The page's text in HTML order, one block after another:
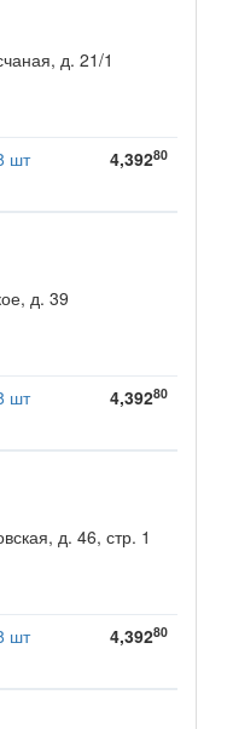
д. 21/1
шт
4,39280
д. 39
шт
4,39280
д. 46, стр. 1
шт
4,39280